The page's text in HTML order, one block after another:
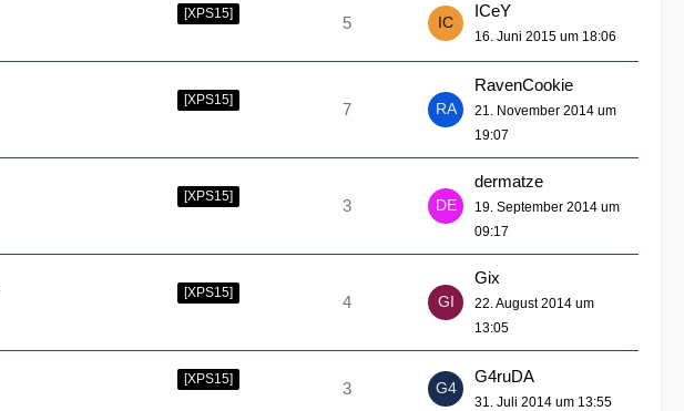
[XPS15]
5
ICeY
16. Juni 2015 um 18:06
[XPS15]
7
RavenCookie
21. November 2014 um
19:07
[XPS15]
3
dermatze
19. September 2014 um
09:17
[XPS15]
4
Gix
22. August 2014 um
13:05
[XPS15]
3
G4ruDA
31. Juli 2014 um 13:55